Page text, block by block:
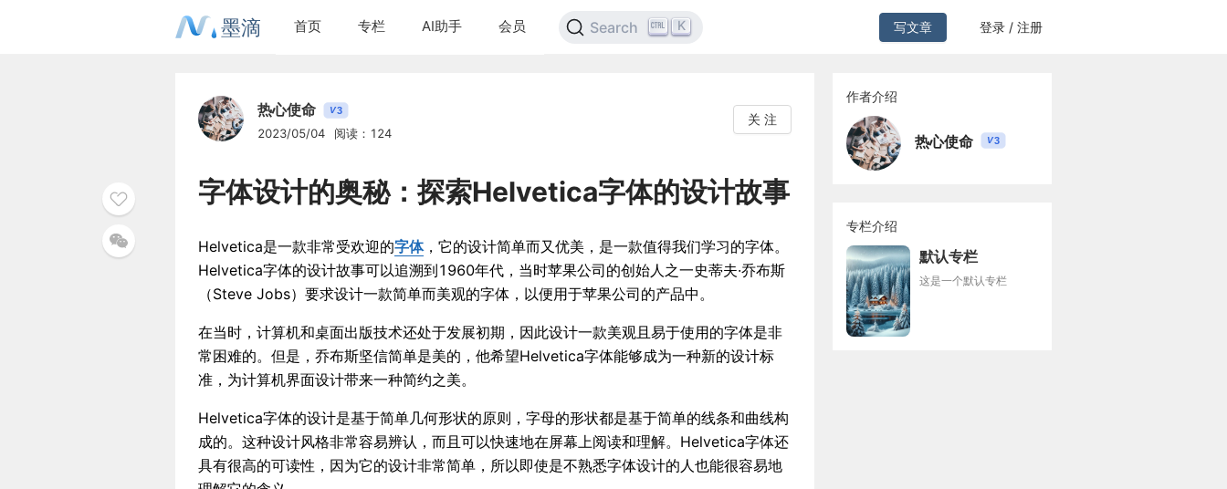
墨滴 首页 专栏 AI助手 会员 Search K 写文章 登录 / 注册
热心使命 V3
2023/05/04 阅读：124
关 注
字体设计的奥秘：探索Helvetica字体的设计故事
Helvetica是一款非常受欢迎的字体，它的设计简单而又优美，是一款值得我们学习的字体。
Helvetica字体的设计故事可以追溯到1960年代，当时苹果公司的创始人之一史蒂夫·乔布斯
（Steve Jobs）要求设计一款简单而美观的字体，以便用于苹果公司的产品中。
在当时，计算机和桌面出版技术还处于发展初期，因此设计一款美观且易于使用的字体是非
常困难的。但是，乔布斯坚信简单是美的，他希望Helvetica字体能够成为一种新的设计标
准，为计算机界面设计带来一种简约之美。
Helvetica字体的设计是基于简单几何形状的原则，字母的形状都是基于简单的线条和曲线构
成的。这种设计风格非常容易辨认，而且可以快速地在屏幕上阅读和理解。Helvetica字体还
具有很高的可读性，因为它的设计非常简单，所以即使是不熟悉字体设计的人也能很容易地
作者介绍
热心使命 V3
专栏介绍
默认专栏
这是一个默认专栏